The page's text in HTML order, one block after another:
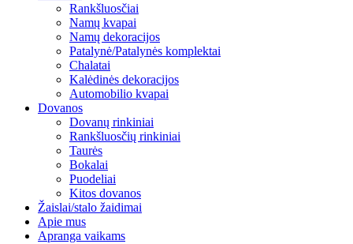
Rankšluosčiai
Namų kvapai
Namų dekoracijos
Patalynė/Patalynės komplektai
Chalatai
Kalėdinės dekoracijos
Automobilio kvapai
Dovanos
Dovanų rinkiniai
Rankšluosčių rinkiniai
Taurės
Bokalai
Puodeliai
Kitos dovanos
Žaislai/stalo žaidimai
Apie mus
Apranga vaikams